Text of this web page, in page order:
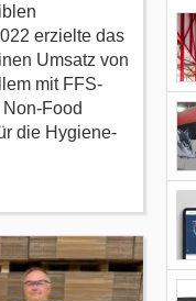
erzielte das
Umsatz von
mit FFS-
Food
die Hygiene-